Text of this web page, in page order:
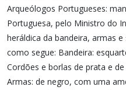
Arqueólogos Portugueses:
Portuguesa, pelo Ministro do
heráldica da bandeira, armas
como segue: Bandeira:
Cordões e borlas de prata e
Armas: de negro, com uma